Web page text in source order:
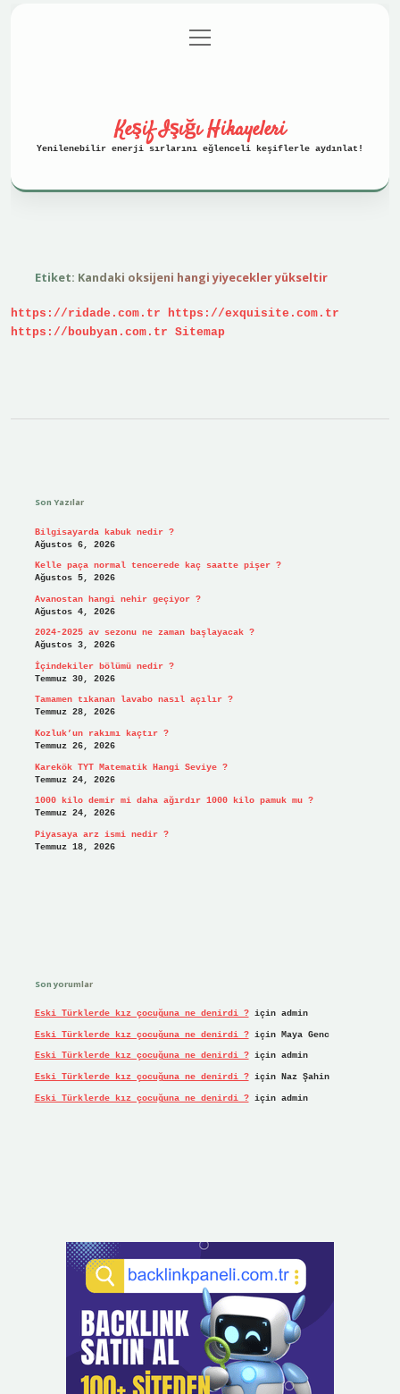
Gizlilik Politikası
menüyü
aç
Keşif Işığı Hikayeleri
Yenilenebilir enerji sırlarını eğlenceli keşiflerle aydınlat!
Etiket: Kandaki oksijeni hangi yiyecekler yükseltir
https://ridade.com.tr
https://exquisite.com.tr
https://boubyan.com.tr Sitemap
Son Yazılar
Bilgisayarda kabuk nedir ?
Ağustos 6, 2026
Kelle paça normal tencerede kaç saatte pişer ?
Ağustos 5, 2026
Avanostan hangi nehir geçiyor ?
Ağustos 4, 2026
2024-2025 av sezonu ne zaman başlayacak ?
Ağustos 3, 2026
İçindekiler bölümü nedir ?
Temmuz 30, 2026
Tamamen tıkanan lavabo nasıl açılır ?
Temmuz 28, 2026
Kozluk’un rakımı kaçtır ?
Temmuz 26, 2026
Karekök TYT Matematik Hangi Seviye ?
Temmuz 24, 2026
1000 kilo demir mi daha ağırdır 1000 kilo pamuk mu ?
Temmuz 24, 2026
Piyasaya arz ismi nedir ?
Temmuz 18, 2026
Son yorumlar
Eski Türklerde kız çocuğuna ne denirdi ?için admin
Eski Türklerde kız çocuğuna ne denirdi ?için Maya Genc
Eski Türklerde kız çocuğuna ne denirdi ?için admin
Eski Türklerde kız çocuğuna ne denirdi ?için Naz Şahin
Eski Türklerde kız çocuğuna ne denirdi ?için admin